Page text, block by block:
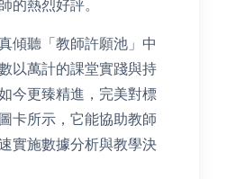
的熱烈好評。
傾聽「教師許願池」中
以萬計的課堂實踐與持
今更臻精進，完美對標
卡所示，它能協助教師
實施數據分析與教學決